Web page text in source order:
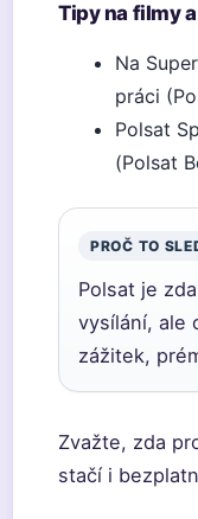
Tipy na filmy
Na
práci
Polsat
(Polsat
PROČ TO
Polsat je
vysílání, ale
zážitek,
Zvažte, zda
stačí i